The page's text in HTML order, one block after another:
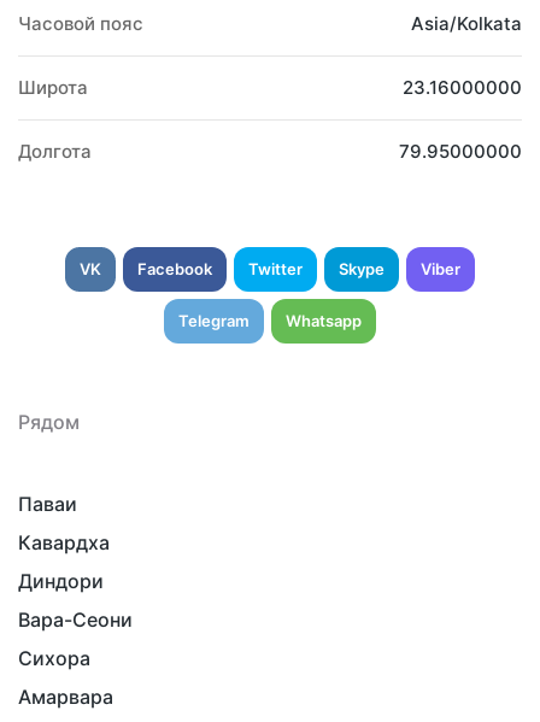
Часовой пояс Asia/Kolkata
Широта 23.16000000
Долгота 79.95000000
VK Facebook Twitter Skype Viber
Telegram Whatsapp
Рядом
Паваи
Кавардха
Диндори
Вара-Сеони
Сихора
Амарвара